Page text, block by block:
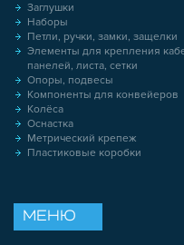
Заглушки
Наборы
Петли, ручки, замки, защелки
Элементы для крепления
панелей, листа, сетки
Опоры, подвесы
Компоненты для конвейеров
Колёса
Оснастка
Метрический крепеж
Пластиковые коробки
МЕНЮ